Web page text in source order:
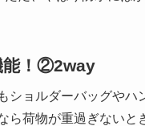
能！②2way
ショルダーバッグや
ら荷物が重過ぎない